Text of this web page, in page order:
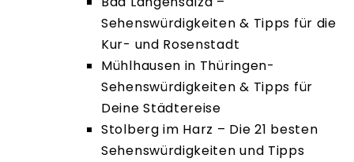
Sehenswürdigkeiten & Tipps für die
Kur- und Rosenstadt
Mühlhausen in Thüringen-
Sehenswürdigkeiten & Tipps für
Deine Städtereise
Stolberg im Harz – Die 21 besten
Sehenswürdigkeiten und Tipps